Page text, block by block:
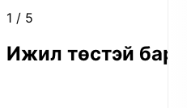
1 / 5
Ижил төстэй бараа